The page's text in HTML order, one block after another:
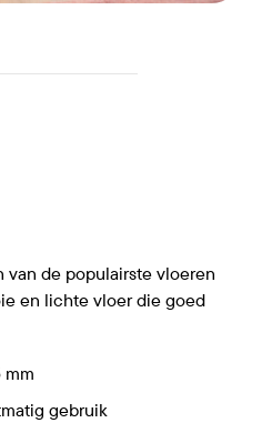
van de populairste vloeren
en lichte vloer die goed
mm
gebruik